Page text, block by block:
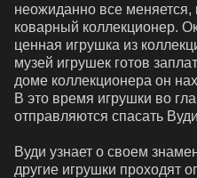
неожиданно все меняется,
коварный коллекционер.
ценная игрушка из
музей игрушек готов
доме коллекционера он
В это время игрушки во
отправляются спасать
Вуди узнает о своем
другие игрушки проходят